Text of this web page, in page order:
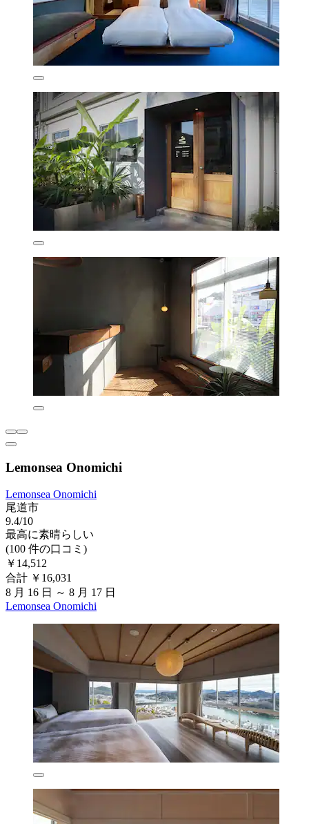
Lemonsea Onomichi
Lemonsea Onomichi
尾道市
9.4/10
最高に素晴らしい
(100 件の口コミ)
￥14,512
合計 ￥16,031
8 月 16 日 ～ 8 月 17 日
Lemonsea Onomichi